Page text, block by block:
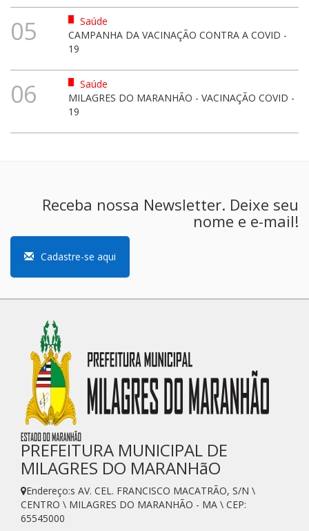
05
Saúde
CAMPANHA DA VACINAÇÃO CONTRA A COVID -
19
06
Saúde
MILAGRES DO MARANHÃO - VACINAÇÃO COVID -
19
Receba nossa Newsletter. Deixe seu
nome e e-mail!
Cadastre-se aqui
PREFEITURA MUNICIPAL DE
MILAGRES DO MARANHãO
Endereço:s AV. CEL. FRANCISCO MACATRÃO, S/N \
CENTRO \ MILAGRES DO MARANHÃO - MA \ CEP:
65545000